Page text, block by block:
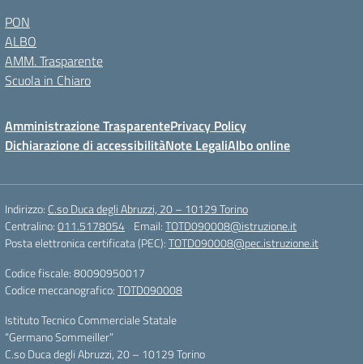
PON
ALBO
AMM. Trasparente
Scuola in Chiaro
Amministrazione TrasparentePrivacy Policy
Dichiarazione di accessibilitàNote LegaliAlbo online
Indirizzo: C.so Duca degli Abruzzi, 20 – 10129 Torino
Centralino:011.5178054 Email:TOTD090008@istruzione.it
Posta elettronica certificata (PEC):TOTD090008@pec.istruzione.it
Codice fiscale: 80090950017
Codice meccanografico:TOTD090008
Istituto Tecnico Commerciale Statale
“Germano Sommeiller”
C.so Duca degli Abruzzi, 20 – 10129 Torino